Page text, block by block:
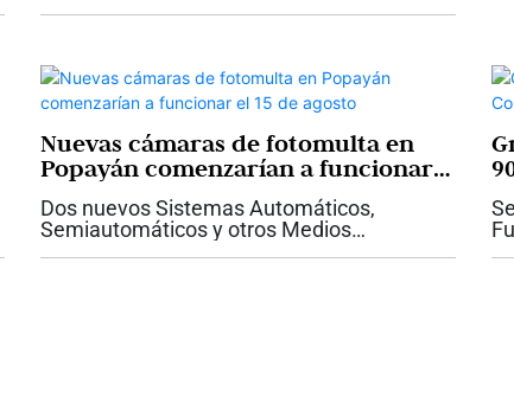
Nuevas cámaras de fotomulta en
Popayán comenzarían a funcionar
el 15 de agosto
Dos nuevos Sistemas Automáticos,
Semiautomáticos y otros Medios